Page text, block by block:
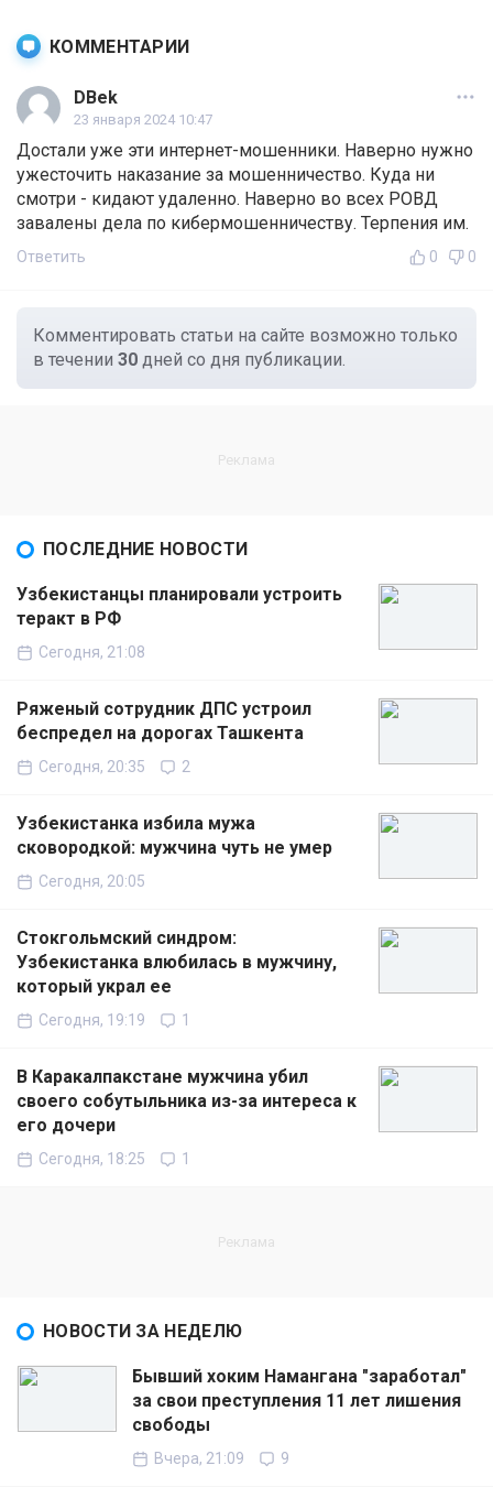
КОММЕНТАРИИ
DBek
23 января 2024 10:47
Достали уже эти интернет-мошенники. Наверно нужно
ужесточить наказание за мошенничество. Куда ни
смотри - кидают удаленно. Наверно во всех РОВД
завалены дела по кибермошенничеству. Терпения им.
Ответить 0 0
Комментировать статьи на сайте возможно только
в течении 30 дней со дня публикации.
ПОСЛЕДНИЕ НОВОСТИ
Узбекистанцы планировали устроить
теракт в РФ
Сегодня, 21:08
Ряженый сотрудник ДПС устроил
беспредел на дорогах Ташкента
Сегодня, 20:35 2
Узбекистанка избила мужа
сковородкой: мужчина чуть не умер
Сегодня, 20:05
Стокгольмский синдром:
Узбекистанка влюбилась в мужчину,
который украл ее
Сегодня, 19:19 1
В Каракалпакстане мужчина убил
своего собутыльника из-за интереса к
его дочери
Сегодня, 18:25 1
НОВОСТИ ЗА НЕДЕЛЮ
Бывший хоким Намангана "заработал"
за свои преступления 11 лет лишения
свободы
Вчера, 21:09 9